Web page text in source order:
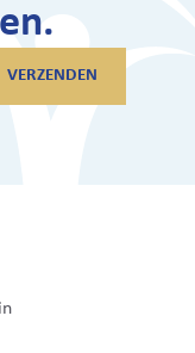
VERZENDEN